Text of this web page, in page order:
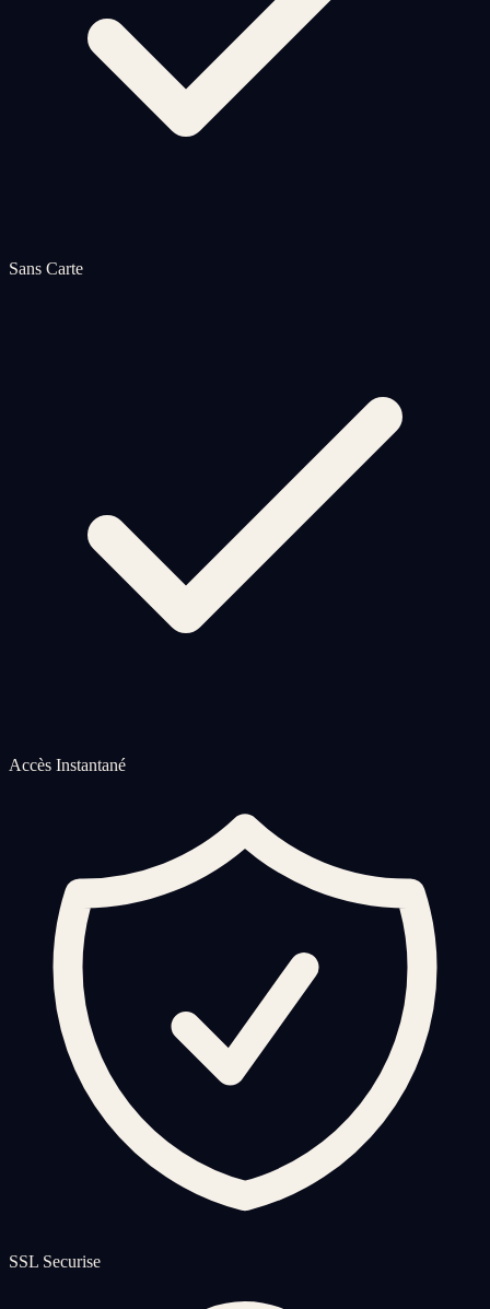
Sans Carte
Accès Instantané
SSL Securise